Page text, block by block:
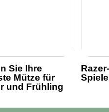
Sie Ihre
Mütze für
und Frühling
Spiele